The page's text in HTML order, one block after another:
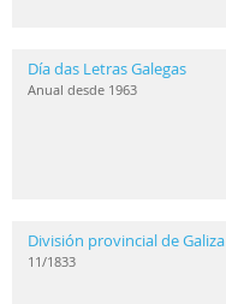
Día das Letras Galegas
Anual desde 1963
División provincial de Galiza
11/1833